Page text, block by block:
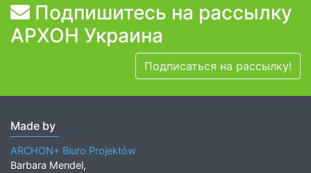
Подпишитесь на рассылку
АРХОН Украина
Подписаться на рассылку!
Made by
ARCHON+ Biuro Projektów
Barbara Mendel,